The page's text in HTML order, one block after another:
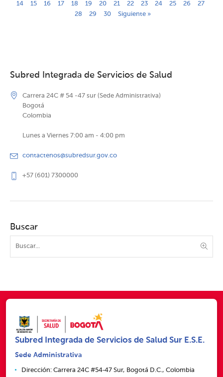
14
15 16 17 18 19 20 21 22 23 24 25 26
27
28
29 30 Siguiente »
Subred Integrada de Servicios de Salud
Carrera 24C # 54 -47 sur (Sede Administrativa)
Bogotá
Colombia
Lunes a Viernes 7:00 am - 4:00 pm
contactenos@subredsur.gov.co
+57 (601) 7300000
Buscar
Subred Integrada de Servicios de Salud Sur E.S.E.
Sede Administrativa
Dirección: Carrera 24C #54‑47 Sur, Bogotá D.C., Colombia